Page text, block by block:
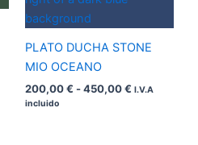
PLATO DUCHA STONE
MIO OCEANO
200,00€ -450,00€ I.V.A
incluido